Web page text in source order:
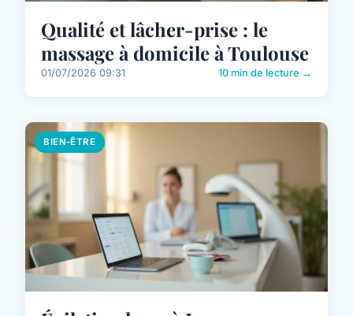
Qualité et lâcher-prise : le
massage à domicile à Toulouse
01/07/2026 09:31 10 min de lecture →
BIEN-ÊTRE